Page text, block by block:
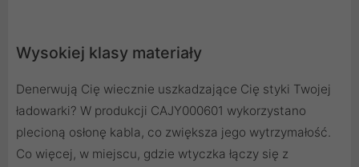
Wysokiej klasy materiały
Denerwują Cię wiecznie uszkadzające Cię styki Twojej
ładowarki? W produkcji CAJY000601 wykorzystano
plecioną osłonę kabla, co zwiększa jego wytrzymałość.
Co więcej, w miejscu, gdzie wtyczka łączy się z